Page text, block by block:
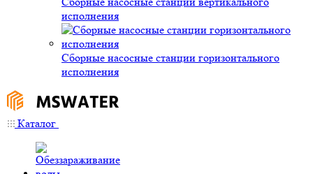
исполнения
Сборные насосные станции горизонтального
исполнения
Каталог